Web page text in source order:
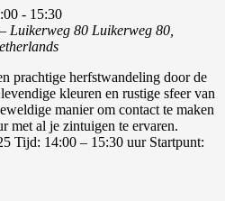
- 15:30
Luikerweg 80 Luikerweg 80,
prachtige herfstwandeling door de
kleuren en rustige sfeer van
manier om contact te maken
met al je zintuigen te ervaren.
Tijd: 14:00 – 15:30 uur Startpunt: